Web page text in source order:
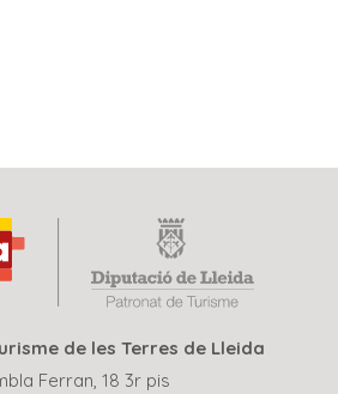
de les Terres de Lleida
Ferran, 18 3r pis